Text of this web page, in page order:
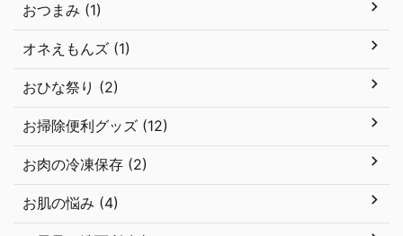
おつまみ (1)
オネえもんズ (1)
おひな祭り (2)
お掃除便利グッズ (12)
お肉の冷凍保存 (2)
お肌の悩み (4)